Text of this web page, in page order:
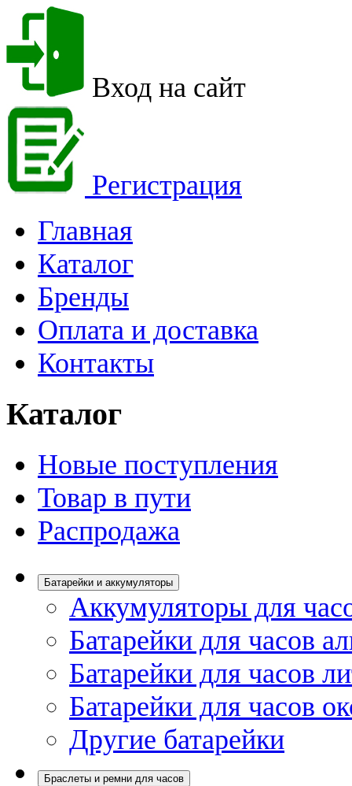
Вход на сайт
Регистрация
Главная
Каталог
Бренды
Оплата и доставка
Контакты
Каталог
Новые поступления
Товар в пути
Распродажа
Батарейки и аккумуляторы
Аккумуляторы для
Батарейки для часов
Батарейки для часов
Батарейки для часов
Другие батарейки
Браслеты и ремни для часов